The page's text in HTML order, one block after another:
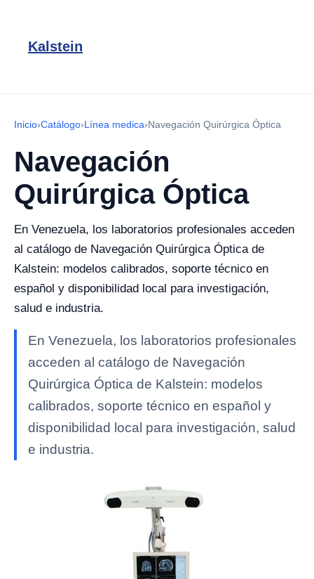
Kalstein
Inicio›Catálogo›Línea medica›Navegación Quirúrgica Óptica
Navegación
Quirúrgica Óptica
En Venezuela, los laboratorios profesionales acceden
al catálogo de Navegación Quirúrgica Óptica de
Kalstein: modelos calibrados, soporte técnico en
español y disponibilidad local para investigación,
salud e industria.
En Venezuela, los laboratorios profesionales
acceden al catálogo de Navegación
Quirúrgica Óptica de Kalstein: modelos
calibrados, soporte técnico en español y
disponibilidad local para investigación, salud
e industria.